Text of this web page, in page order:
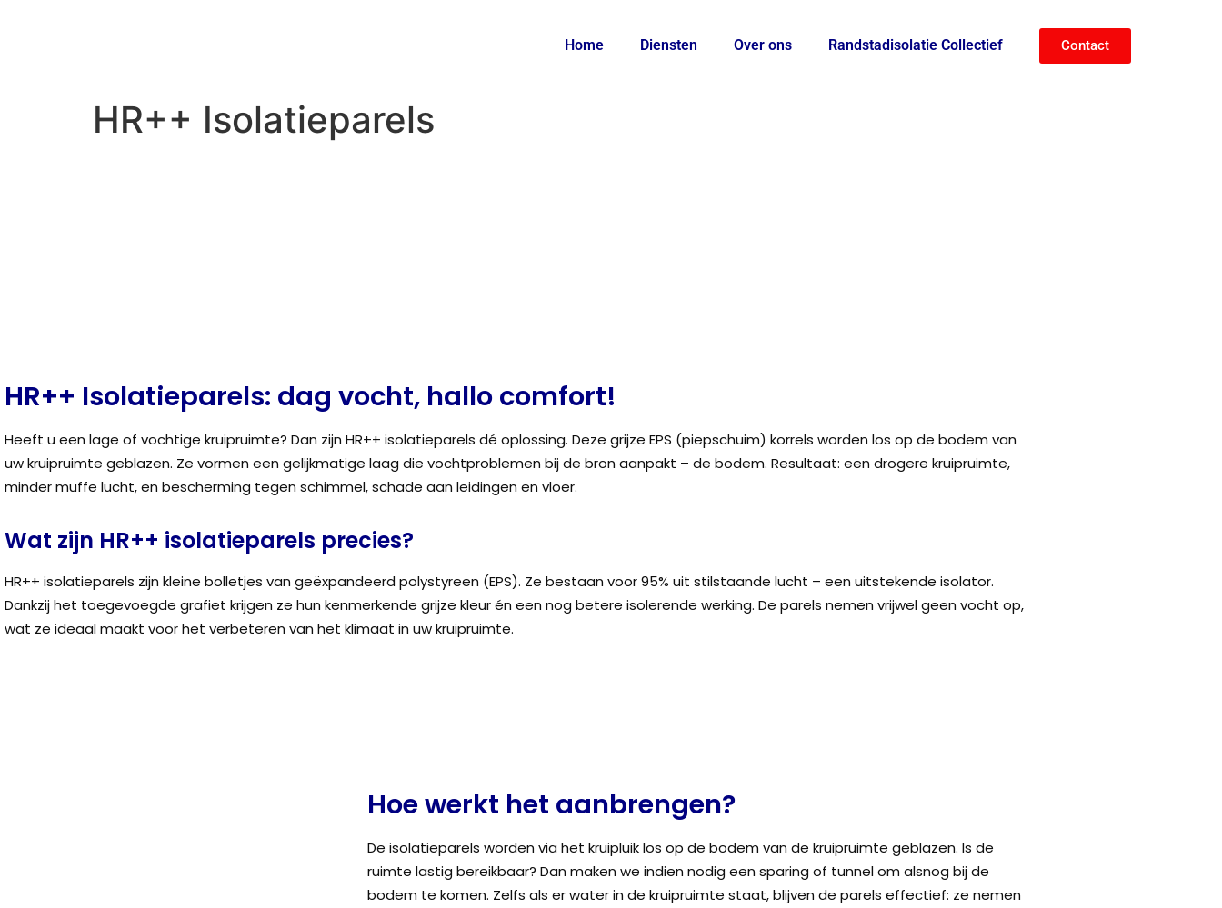
Home Diensten Over ons Randstadisolatie Collectief Contact
HR++ Isolatieparels
HR++ Isolatieparels: dag vocht, hallo comfort!
Heeft u een lage of vochtige kruipruimte? Dan zijn HR++ isolatieparels dé oplossing. Deze grijze EPS (piepschuim) korrels worden los op de bodem van
uw kruipruimte geblazen. Ze vormen een gelijkmatige laag die vochtproblemen bij de bron aanpakt – de bodem. Resultaat: een drogere kruipruimte,
minder muffe lucht, en bescherming tegen schimmel, schade aan leidingen en vloer.
Wat zijn HR++ isolatieparels precies?
HR++ isolatieparels zijn kleine bolletjes van geëxpandeerd polystyreen (EPS). Ze bestaan voor 95% uit stilstaande lucht – een uitstekende isolator.
Dankzij het toegevoegde grafiet krijgen ze hun kenmerkende grijze kleur én een nog betere isolerende werking. De parels nemen vrijwel geen vocht op,
wat ze ideaal maakt voor het verbeteren van het klimaat in uw kruipruimte.
Hoe werkt het aanbrengen?
De isolatieparels worden via het kruipluik los op de bodem van de kruipruimte geblazen. Is de
ruimte lastig bereikbaar? Dan maken we indien nodig een sparing of tunnel om alsnog bij de
bodem te komen. Zelfs als er water in de kruipruimte staat, blijven de parels effectief: ze nemen